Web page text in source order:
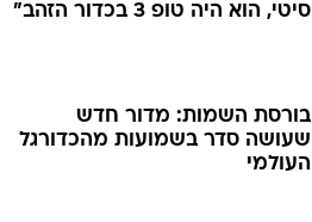
סיטי, הוא היה טופ 3 בכדור הזהב"
בורסת השמות: מדור חדש
שעושה סדר בשמועות מהכדורגל
העולמי